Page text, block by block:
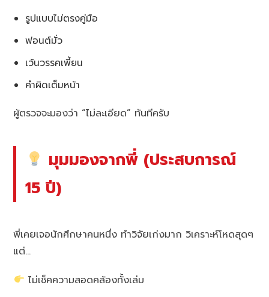
รูปแบบไม่ตรงคู่มือ
ฟอนต์มั่ว
เว้นวรรคเพี้ยน
คำผิดเต็มหน้า
ผู้ตรวจจะมองว่า “ไม่ละเอียด” ทันทีครับ
มุมมองจากพี่ (ประสบการณ์
15 ปี)
พี่เคยเจอนักศึกษาคนหนึ่ง ทำวิจัยเก่งมาก วิเคราะห์โหดสุดๆ
แต่…
ไม่เช็คความสอดคล้องทั้งเล่ม